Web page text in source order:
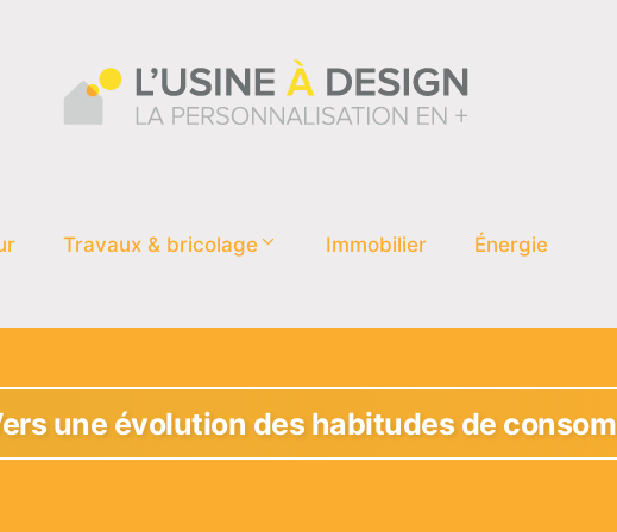
Travaux & bricolage Immobilier Énergie
une évolution des habitudes de